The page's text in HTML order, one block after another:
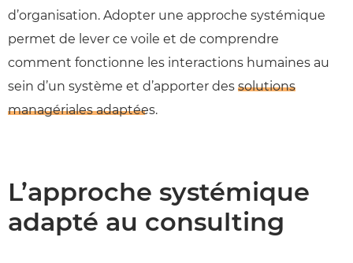
d’organisation. Adopter une approche systémique
permet de lever ce voile et de comprendre
comment fonctionne les interactions humaines au
sein d’un système et d’apporter des solutions
managériales adaptées.
L’approche systémique
adapté au consulting